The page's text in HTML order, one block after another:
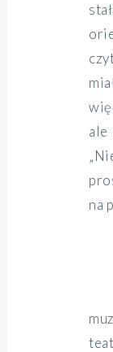
ale
na